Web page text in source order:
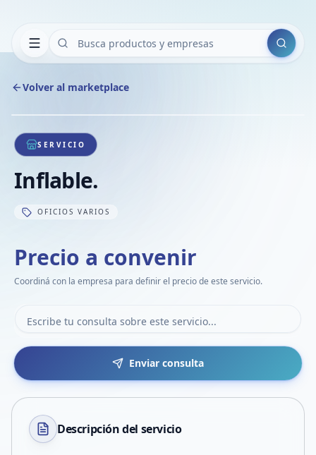
Buscar
Volver al marketplace
1/1
SERVICIO
Inflable.
OFICIOS VARIOS
Precio a convenir
Coordiná con la empresa para definir el precio de este servicio.
Enviar consulta
Descripción del servicio